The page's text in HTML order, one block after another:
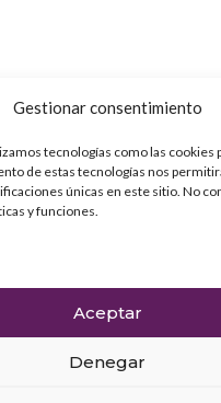
Gestionar consentimiento
tecnologías como las cookies
de estas tecnologías nos
únicas en este sitio. No
y funciones.
Aceptar
Denegar